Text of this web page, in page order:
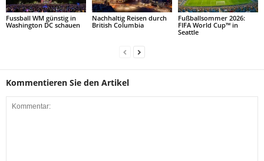
Fussball WM günstig in
Washington DC schauen
Nachhaltig Reisen durch
British Columbia
Fußballsommer 2026:
FIFA World Cup™ in
Seattle
Kommentieren Sie den Artikel